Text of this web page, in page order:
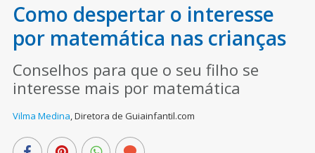
Como despertar o interesse
por matemática nas crianças
Conselhos para que o seu filho se
interesse mais por matemática
Vilma Medina,Diretora de Guiainfantil.com